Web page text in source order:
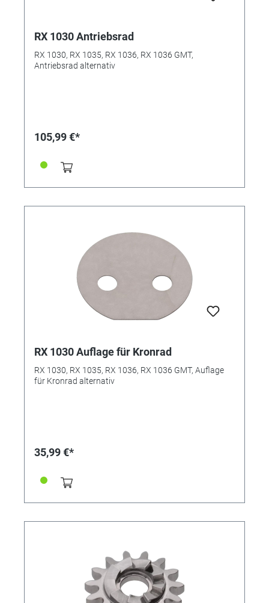
RX 1030 Antriebsrad
RX 1030, RX 1035, RX 1036, RX 1036 GMT,
Antriebsrad alternativ
105,99 €*
RX 1030 Auflage für Kronrad
RX 1030, RX 1035, RX 1036, RX 1036 GMT, Auflage
für Kronrad alternativ
35,99 €*